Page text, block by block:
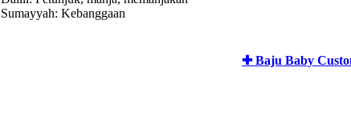
Sumayyah: Kebanggaan
✚ Baju Baby